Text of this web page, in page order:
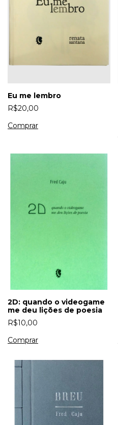
Eu me lembro
R$20,00
2D: quando o videogame
me deu lições de poesia
R$10,00